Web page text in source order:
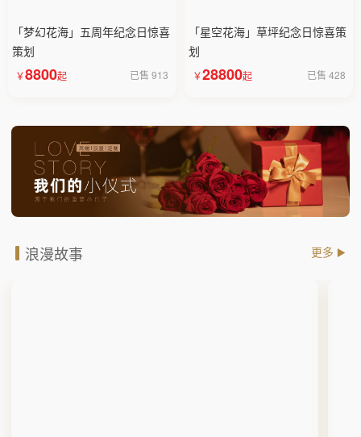
「梦幻花海」五周年纪念日惊喜
策划
8800 已售 913
「星空花海」草坪纪念日惊喜策
划
28800 已售 428
浪漫故事 更多